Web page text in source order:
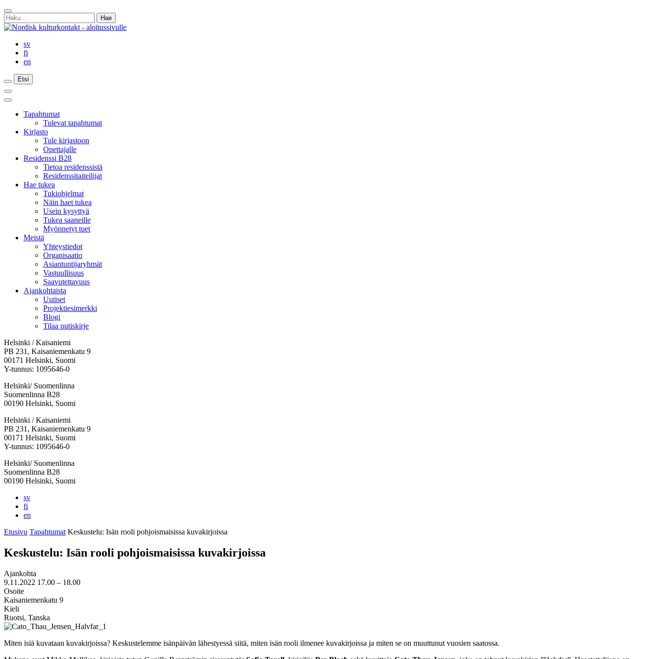
Siirry
sisältöön
Sulje
haku
Haku:
sv
fi
en
Etsi
Etsi
Etsi
Päävalikko
Sulje
päävalikkoTapahtumat
Tulevat tapahtumat
Kirjasto
Tule kirjastoon
Opettajalle
Residenssi B28
Tietoa residenssistä
Residenssitaiteilijat
Hae tukea
Tukiohjelmat
Näin haet tukea
Usein kysyttyä
Tukea saaneille
Myönnetyt tuet
Meistä
Yhteystiedot
Organisaatio
Asiantuntijaryhmät
Vastuullisuus
Saavutettavuus
Ajankohtaista
Uutiset
Projektiesimerkki
Blogi
Tilaa uutiskirje
Helsinki / Kaisaniemi
PB 231, Kaisaniemenkatu 9
00171 Helsinki, Suomi
Y-tunnus: 1095646-0
Helsinki/ Suomenlinna
Suomenlinna B28
00190 Helsinki, Suomi
Facebook:
Avataan
uuteen
välilehteen
Instagram:
Avataan
uuteen
välilehteen
TikTok:
Avataan
uuteen
välilehteen
Youtube:
Avataan
uuteen
välilehteen
Vimeo:
Avataan
uuteen
välilehteen
Helsinki / Kaisaniemi
PB 231, Kaisaniemenkatu 9
00171 Helsinki, Suomi
Y-tunnus: 1095646-0
Helsinki/ Suomenlinna
Suomenlinna B28
00190 Helsinki, Suomi
sv
fi
en
Etusivu Tapahtumat Keskustelu: Isän rooli pohjois­maisissa kuva­kirjoissa
Keskustelu: Isän rooli pohjois­maisissa kuva­kirjoissa
Ajankohta
9.11.2022 17.00 – 18.00
Osoite
Kaisaniemenkatu 9
Kieli
Ruotsi, Tanska
Miten isiä kuvataan kuvakirjoissa? Keskustelemme isänpäivän lähestyessä siitä, miten isän rooli ilmenee kuvakirjoissa ja miten se on muuttunut vuosien saatossa.